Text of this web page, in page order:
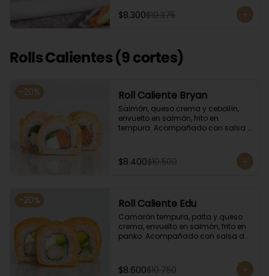
$8.300$10.375
Rolls Calientes (9 cortes)
-20% Roll Caliente Bryan
Salmón, queso crema y cebollín,
envuelto en salmón, frito en
tempura. Acompañado con salsa
$8.400$10.500
-20% Roll Caliente Edu
Camarón tempura, palta y queso
crema, envuelto en salmón, frito en
panko. Acompañado con salsa de
$8.600$10.750